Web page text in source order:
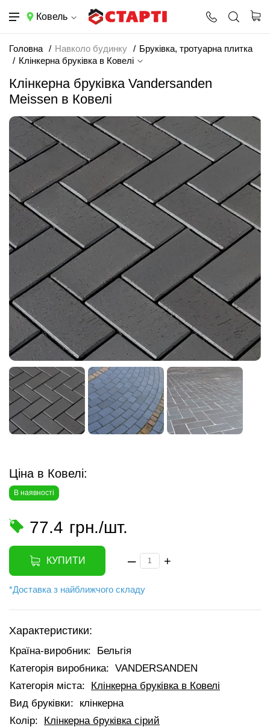
Ковель
Головна Навколо будинку
Бруківка, тротуарна плитка
Клінкерна бруківка в Ковелі
Клінкерна бруківка Vandersanden
Meissen в Ковелі
Ціна в Ковелі:
В наявності
77.4 грн./шт.
КУПИТИ – +
*Доставка з найближчого складу
Характеристики:
Країна-виробник:
Бельгія
Категорія виробника: VANDERSANDEN
Категорія міста:
Клінкерна бруківка в Ковелі
Вид бруківки:
клінкерна
Колір:
Клінкерна бруківка сірий